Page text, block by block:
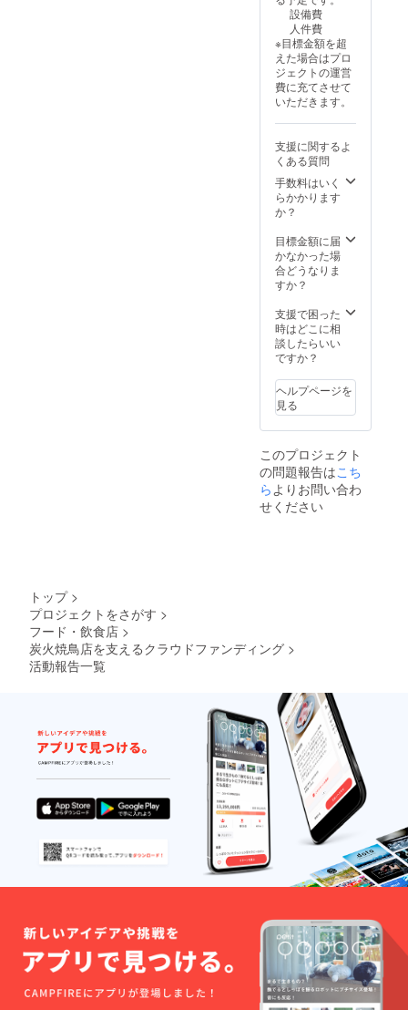
設備費
人件費
※目標金額を超
えた場合はプロ
ジェクトの運営
費に充てさせて
いただきます。
支援に関するよ
くある質問
手数料はいく
らかかります
か？
目標金額に届
かなかった場
合どうなりま
すか？
支援で困った
時はどこに相
談したらいい
ですか？
ヘルプページを
見る
このプロジェクト
の問題報告はこち
ら よりお問い合わ
せください
トップ >
プロジェクトをさがす >
フード・飲食店 >
炭火焼鳥店を支えるクラウドファンディング >
活動報告一覧